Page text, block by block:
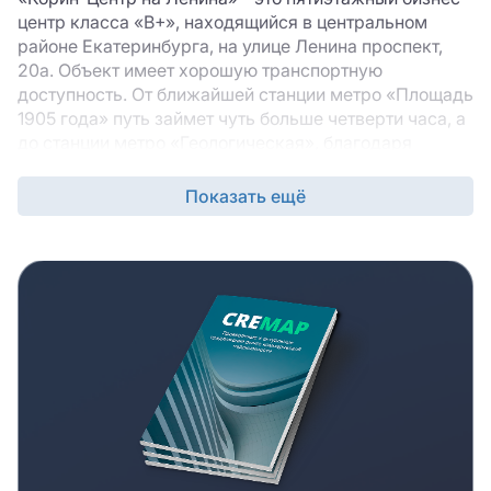
центр класса «B+», находящийся в центральном
районе Екатеринбурга, на улице Ленина проспект,
20а. Объект имеет хорошую транспортную
доступность. От ближайшей станции метро «Площадь
1905 года» путь займет чуть больше четверти часа, а
остановки которого располагаются в
непосредственной близости к БЦ, можно добраться
на автомобиле, расположение здания также будет
удобным: недалеко проходят главные магистрали
города – проспект Ленина и улица 8 марта.
Здание БЦ «Корин-Центр на Ленина» было построено
в 2008 году. Общая площадь бизнес-центра «Корин-
Центр на Ленина» составляет 3 000 кв. м.
Арендаторам предлагаются помещения различного
метража и планировок. В офисах с высотой потолков
2,6 метров сделан евроремонт, для внутренней
Показать ещё